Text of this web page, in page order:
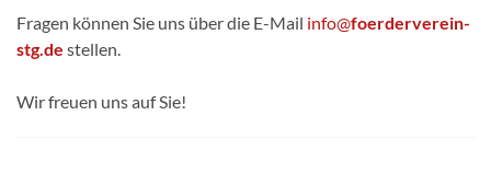
Fragen können Sie uns über die E-Mail info@foerderverein-
stg.de stellen.
Wir freuen uns auf Sie!